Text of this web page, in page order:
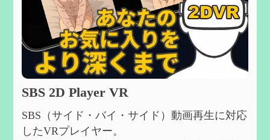
SBS 2D Player VR
SBS（サイド・バイ・サイド）動画再生に対応
したVRプレイヤー。